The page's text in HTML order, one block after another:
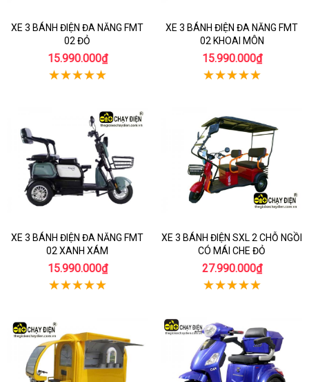
XE 3 BÁNH ĐIỆN ĐA NĂNG FMT
02 ĐỎ
15.990.000₫
XE 3 BÁNH ĐIỆN ĐA NĂNG FMT
02 KHOAI MÔN
15.990.000₫
XE 3 BÁNH ĐIỆN ĐA NĂNG FMT
02 XANH XÁM
15.990.000₫
XE 3 BÁNH ĐIỆN SXL 2 CHỖ NGỒI
CÓ MÁI CHE ĐỎ
27.990.000₫